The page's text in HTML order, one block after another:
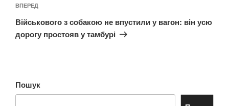
Наступний
запис
ВПЕРЕД
Військового з собакою не впустили у вагон: він усю
дорогу простояв у тамбурі
Пошук